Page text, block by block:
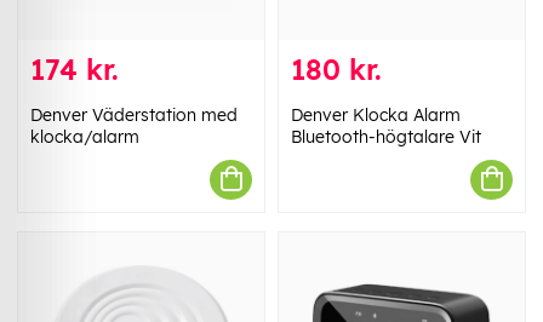
174 kr.
Denver Väderstation med
klocka/alarm
180 kr.
Denver Klocka Alarm
Bluetooth-högtalare Vit